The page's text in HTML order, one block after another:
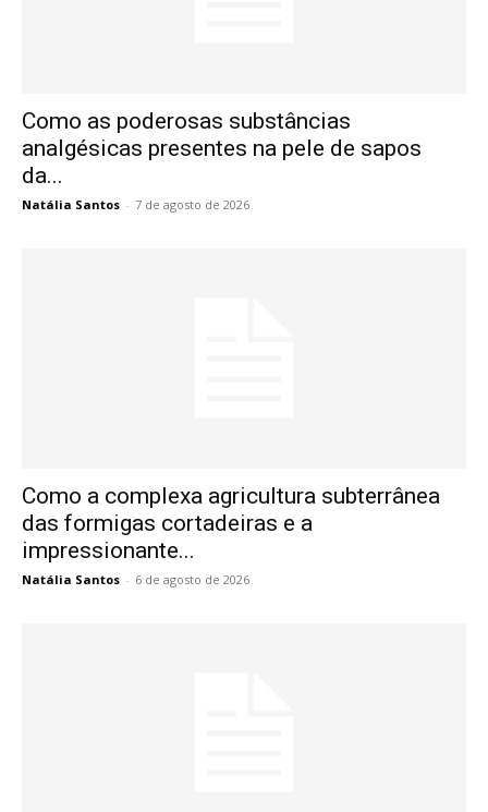
Como as poderosas substâncias
analgésicas presentes na pele de sapos
da...
Natália Santos - 7 de agosto de 2026
Como a complexa agricultura subterrânea
das formigas cortadeiras e a
impressionante...
Natália Santos - 6 de agosto de 2026